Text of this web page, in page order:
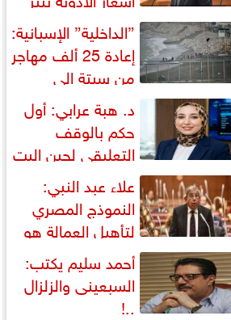
دستورية ويهدد حق
”الداخلية” الإسبانية:
إعادة 25 ألف مهاجر
من سبتة إلى
وارتفاع حصيلة...
د. هبة عرابي: أول
حكم بالوقف
التعليقي لحين البت
الطعن على... علاء عبد النبي:
النموذج المصري
لتأهيل العمالة هو
العملي والأمثل لأزمات...
أحمد سليم يكتب:
السبعينى والزلزال
..!